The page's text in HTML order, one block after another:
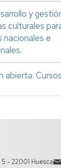
y
culturales
e
abierta:
- 22001 Huesca